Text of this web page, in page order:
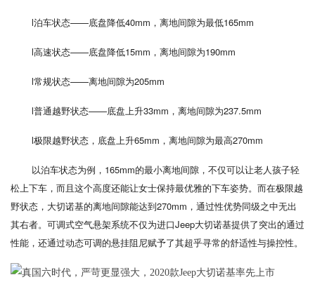
l泊车状态——底盘降低40mm，离地间隙为最低165mm
l高速状态——底盘降低15mm，离地间隙为190mm
l常规状态——离地间隙为205mm
l普通越野状态——底盘上升33mm，离地间隙为237.5mm
l极限越野状态，底盘上升65mm，离地间隙为最高270mm
以泊车状态为例，165mm的最小离地间隙，不仅可以让老人孩子轻
松上下车，而且这个高度还能让女士保持最优雅的下车姿势。而在极限越
野状态，大切诺基的离地间隙能达到270mm，通过性优势同级之中无出
其右者。可调式空气悬架系统不仅为进口Jeep大切诺基提供了突出的通过
性能，还通过动态可调的悬挂阻尼赋予了其超乎寻常的舒适性与操控性。